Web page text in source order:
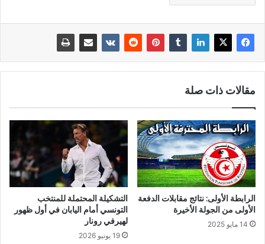
مقالات ذات صلة
الرابطة الأولى: نتائج مقابلات الدفعة
الأولى من الجولة الأخيرة
14 مايو 2025
التشكيلة المحتملة للمنتخب
التونسي أمام اليابان في أول ظهور
لهيرفي رونار
19 يونيو 2026